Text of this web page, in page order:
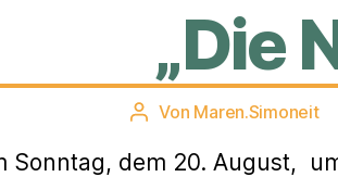
„Die
Beitragsautor
Von Maren.Simoneit
Sonntag, dem 20. August,